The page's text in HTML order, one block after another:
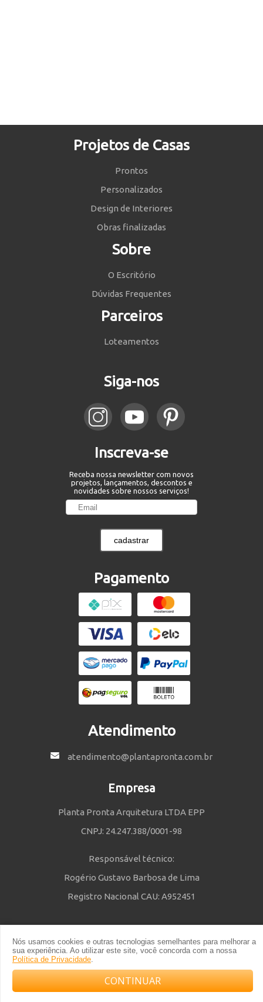
Nós usamos cookies e outras tecnologias semelhantes para melhorar a
sua experiência. Ao utilizar este site, você concorda com a nossa
Política de Privacidade.
CONTINUAR
Compre com o arquiteto no WhatsApp
Projetos de Casas
Prontos
Personalizados
Design de Interiores
Obras finalizadas
Sobre
O Escritório
Dúvidas Frequentes
Parceiros
Loteamentos
Siga-nos
Inscreva-se
Receba nossa newsletter com novos
projetos, lançamentos, descontos e
novidades sobre nossos serviços!
cadastrar
Pagamento
Atendimento
atendimento@plantapronta.com.br
Empresa
Planta Pronta Arquitetura LTDA EPP
CNPJ: 24.247.388/0001-98
Responsável técnico:
Rogério Gustavo Barbosa de Lima
Registro Nacional CAU: A952451
Política de Privacidade eTermos e Condições | © 2014 - 2021 Powered
by Planta Pronta